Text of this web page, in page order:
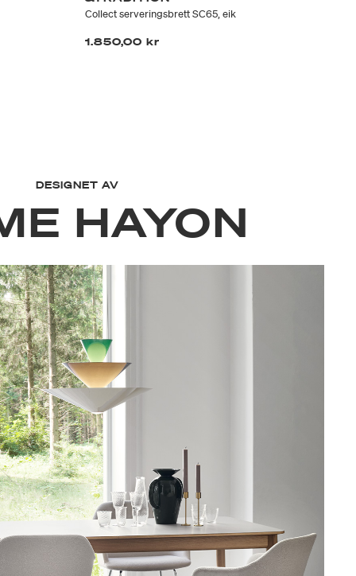
Collect serveringsbrett SC65, eik
1.850,00 kr
DESIGNET AV
HAYON